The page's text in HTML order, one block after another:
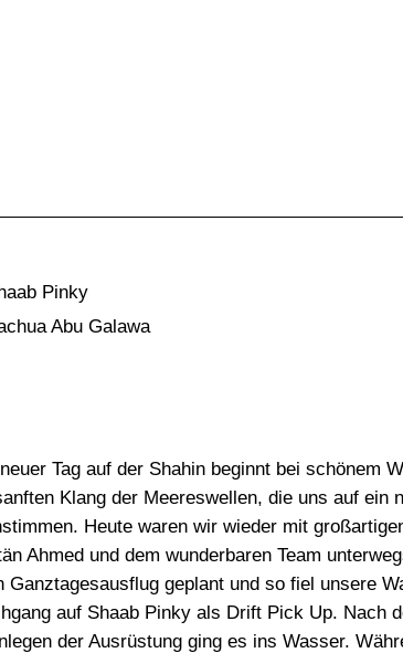
Pinky
Abu Galawa
Tag auf der Shahin beginnt bei schönem
Klang der Meereswellen, die uns auf ein
Heute waren wir wieder mit
Ahmed und dem wunderbaren Team
Ganztagesausflug geplant und so fiel unsere
auf Shaab Pinky als Drift Pick Up. Nach
der Ausrüstung ging es ins Wasser.